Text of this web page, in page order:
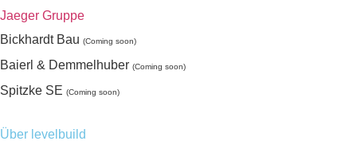
Jaeger Gruppe
Bickhardt Bau (Coming soon)
Baierl & Demmelhuber (Coming soon)
Spitzke SE (Coming soon)
Über levelbuild